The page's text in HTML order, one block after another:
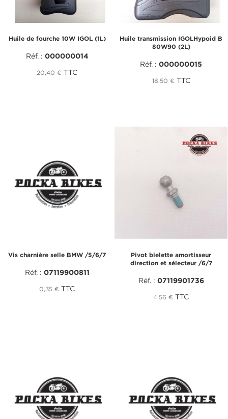
Huile de fourche 10W IGOL (1L)
Réf. : 000000014
20,40 € TTC
Huile transmission IGOLHypoid B
80W90 (2L)
Réf. : 000000015
18,50 € TTC
Vis charnière selle BMW /5/6/7
Réf. : 07119900811
0,35 € TTC
Pivot bielette amortisseur
direction et sélecteur /6/7
Réf. : 07119901736
4,56 € TTC